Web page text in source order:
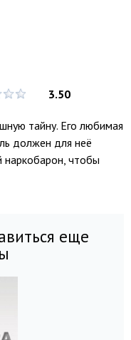
3.50
тайну. Его любимая
должен для неё
наркобарон, чтобы
еще